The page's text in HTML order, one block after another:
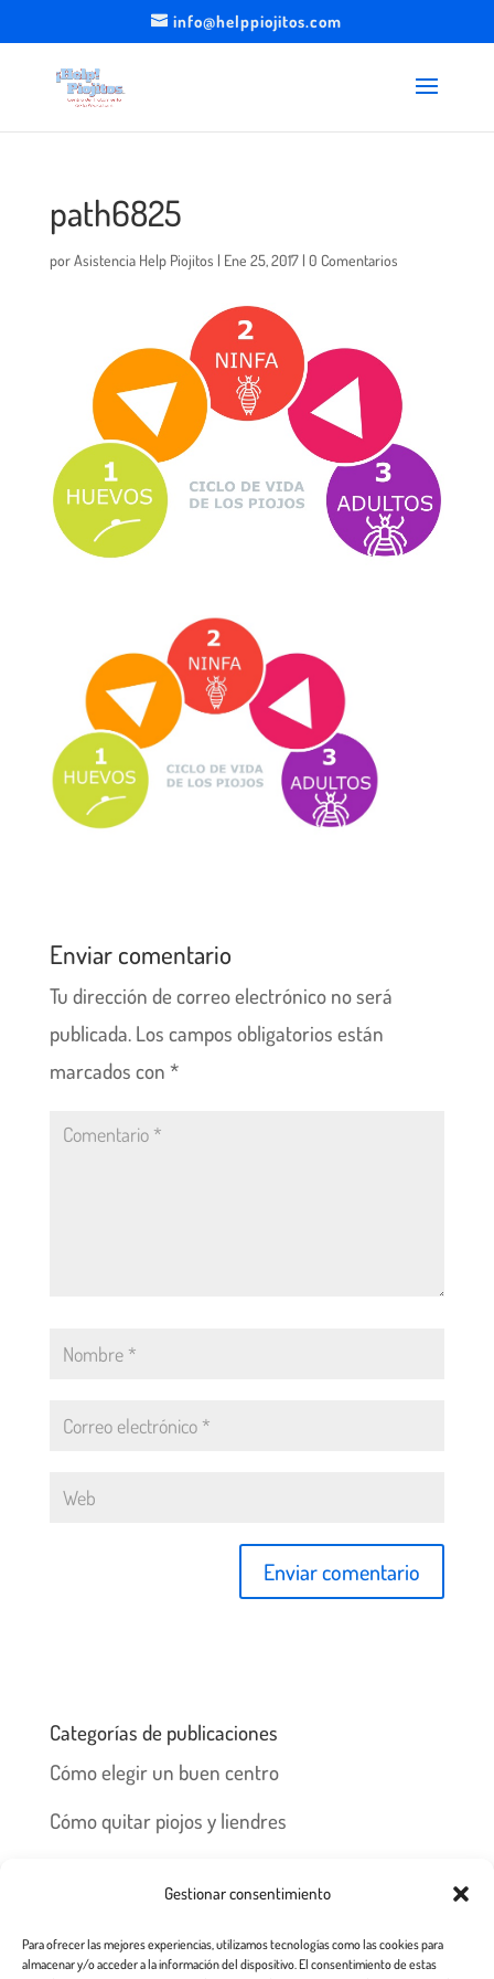
Gestionar consentimiento
Para ofrecer las mejores experiencias, utilizamos tecnologías como las cookies para
almacenar y/o acceder a la información del dispositivo. El consentimiento de estas
info@helppiojitos.com
path6825
porAsistencia Help Piojitos | Ene 25, 2017| 0 Comentarios
Enviar comentario
Tu dirección de correo electrónico no será
publicada. Los campos obligatorios están
marcados con *
Categorías de publicaciones
Cómo elegir un buen centro
Cómo quitar piojos y liendres
Prevención y recomendaciones